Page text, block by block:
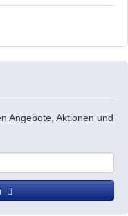
Angebote, Aktionen und